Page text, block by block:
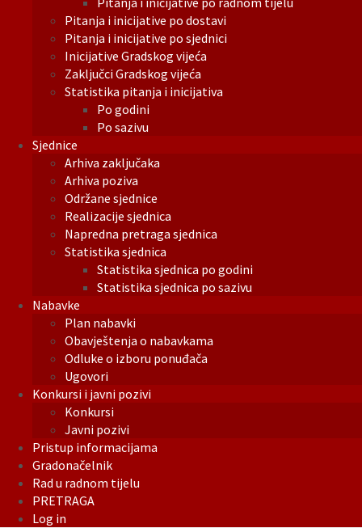
Pitanja i inicijative po dostavi
Pitanja i inicijative po sjednici
Inicijative Gradskog vijeća
Zaključci Gradskog vijeća
Statistika pitanja i inicijativa
Po godini
Po sazivu
Sjednice
Arhiva zaključaka
Arhiva poziva
Održane sjednice
Realizacije sjednica
Napredna pretraga sjednica
Statistika sjednica
Statistika sjednica po godini
Statistika sjednica po sazivu
Nabavke
Plan nabavki
Obavještenja o nabavkama
Odluke o izboru ponuđača
Ugovori
Konkursi i javni pozivi
Konkursi
Javni pozivi
Pristup informacijama
Gradonačelnik
Rad u radnom tijelu
PRETRAGA
Log in